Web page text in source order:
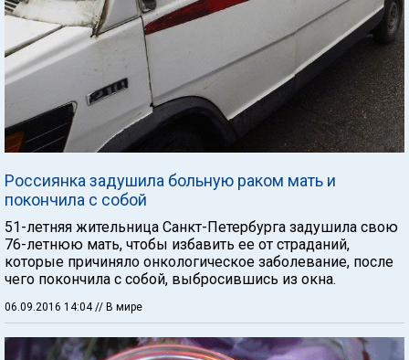
Россиянка задушила больную раком мать и
покончила с собой
51-летняя жительница Санкт-Петербурга задушила свою
76-летнюю мать, чтобы избавить ее от страданий,
которые причиняло онкологическое заболевание, после
чего покончила с собой, выбросившись из окна.
06.09.2016 14:04// В мире